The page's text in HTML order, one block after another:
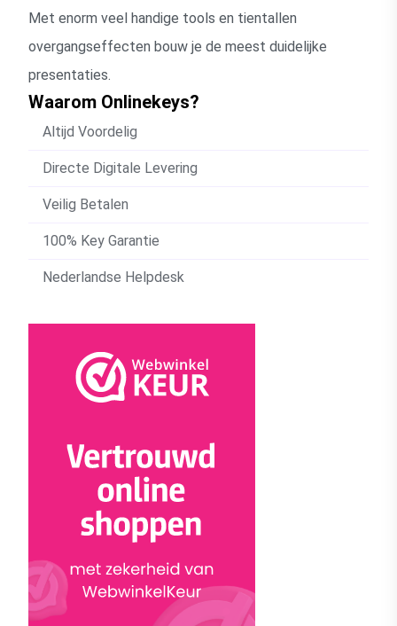
Met enorm veel handige tools en tientallen
overgangseffecten bouw je de meest duidelijke
presentaties.
Waarom Onlinekeys?
Altijd Voordelig
Directe Digitale Levering
Veilig Betalen
100% Key Garantie
Nederlandse Helpdesk